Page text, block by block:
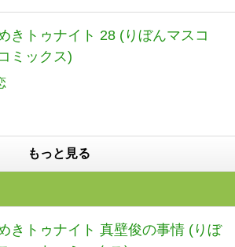
きトゥナイト 28 (りぼんマスコ
ミックス)
もっと見る
きトゥナイト 真壁俊の事情 (りぼ